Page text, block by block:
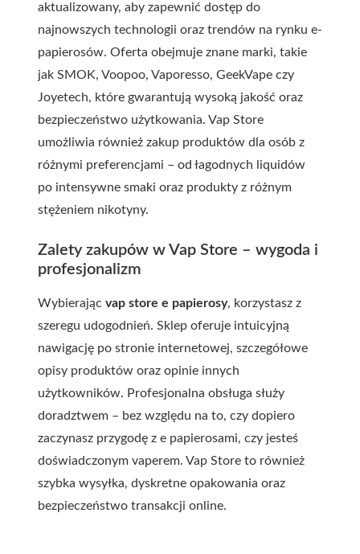
aktualizowany, aby zapewnić dostęp do
najnowszych technologii oraz trendów na rynku e-
papierosów. Oferta obejmuje znane marki, takie
jak SMOK, Voopoo, Vaporesso, GeekVape czy
Joyetech, które gwarantują wysoką jakość oraz
bezpieczeństwo użytkowania. Vap Store
umożliwia również zakup produktów dla osób z
różnymi preferencjami – od łagodnych liquidów
po intensywne smaki oraz produkty z różnym
stężeniem nikotyny.
Zalety zakupów w Vap Store – wygoda i
profesjonalizm
Wybierając vap store e papierosy, korzystasz z
szeregu udogodnień. Sklep oferuje intuicyjną
nawigację po stronie internetowej, szczegółowe
opisy produktów oraz opinie innych
użytkowników. Profesjonalna obsługa służy
doradztwem – bez względu na to, czy dopiero
zaczynasz przygodę z e papierosami, czy jesteś
doświadczonym vaperem. Vap Store to również
szybka wysyłka, dyskretne opakowania oraz
bezpieczeństwo transakcji online.